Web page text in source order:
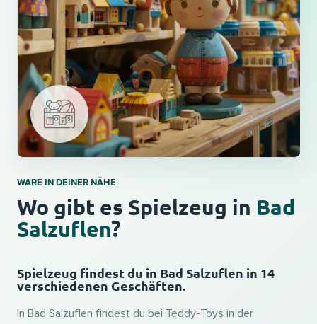
WARE IN DEINER NÄHE
Wo gibt es Spielzeug in Bad
Salzuflen?
Spielzeug findest du in Bad Salzuflen in 14
verschiedenen Geschäften.
In Bad Salzuflen findest du bei Teddy-Toys in der